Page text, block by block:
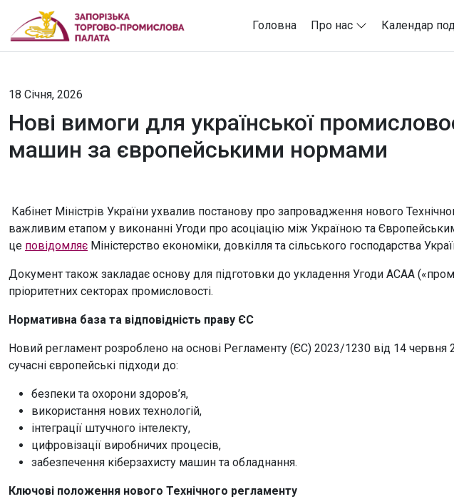
Головна Про нас Календар
18 Січня, 2026
Нові вимоги для української
машин за європейськими нормами
Кабінет Міністрів України ухвалив постанову про запровадження нового
важливим етапом у виконанні Угоди про асоціацію між Україною та
це повідомляє Міністерство економіки, довкілля та сільського господарства
Документ також закладає основу для підготовки до укладення Угоди АСАА
пріоритетних секторах промисловості.
Нормативна база та відповідність праву ЄС
Новий регламент розроблено на основі Регламенту (ЄС) 2023/1230 від 14 червня
сучасні європейські підходи до:
безпеки та охорони здоров’я,
використання нових технологій,
інтеграції штучного інтелекту,
цифровізації виробничих процесів,
забезпечення кіберзахисту машин та обладнання.
Ключові положення нового Технічного регламенту